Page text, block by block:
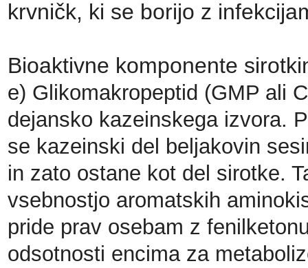
krvničk, ki se borijo z
Bioaktivne komponente
e) Glikomakropeptid (GMP ali
dejansko kazeinskega izvora.
se kazeinski del beljakovin
in zato ostane kot del sirotke.
vsebnostjo aromatskih
pride prav osebam z
odsotnosti encima za